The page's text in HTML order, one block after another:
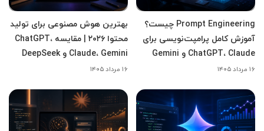
Prompt Engineering چیست؟
آموزش کامل پرامپت‌نویسی برای
ChatGPT، Claude و Gemini
۱۶ مرداد ۱۴۰۵
بهترین هوش مصنوعی برای تولید
محتوا ۲۰۲۶ | مقایسه ChatGPT،
Claude، Gemini و DeepSeek
۱۶ مرداد ۱۴۰۵